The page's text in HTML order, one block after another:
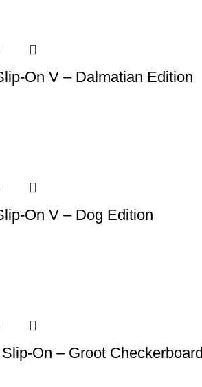
On V – Dalmatian Edition
On V – Dog Edition
On – Groot Checkerboard